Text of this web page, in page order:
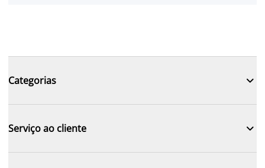
Categorias 
Serviço ao cliente 